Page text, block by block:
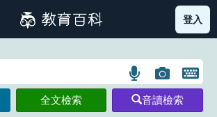
筆畫索引圖示 部首索引表圖示
登入
語
言
搜
圖
片
搜
開
鍵
全文檢索 音讀檢索